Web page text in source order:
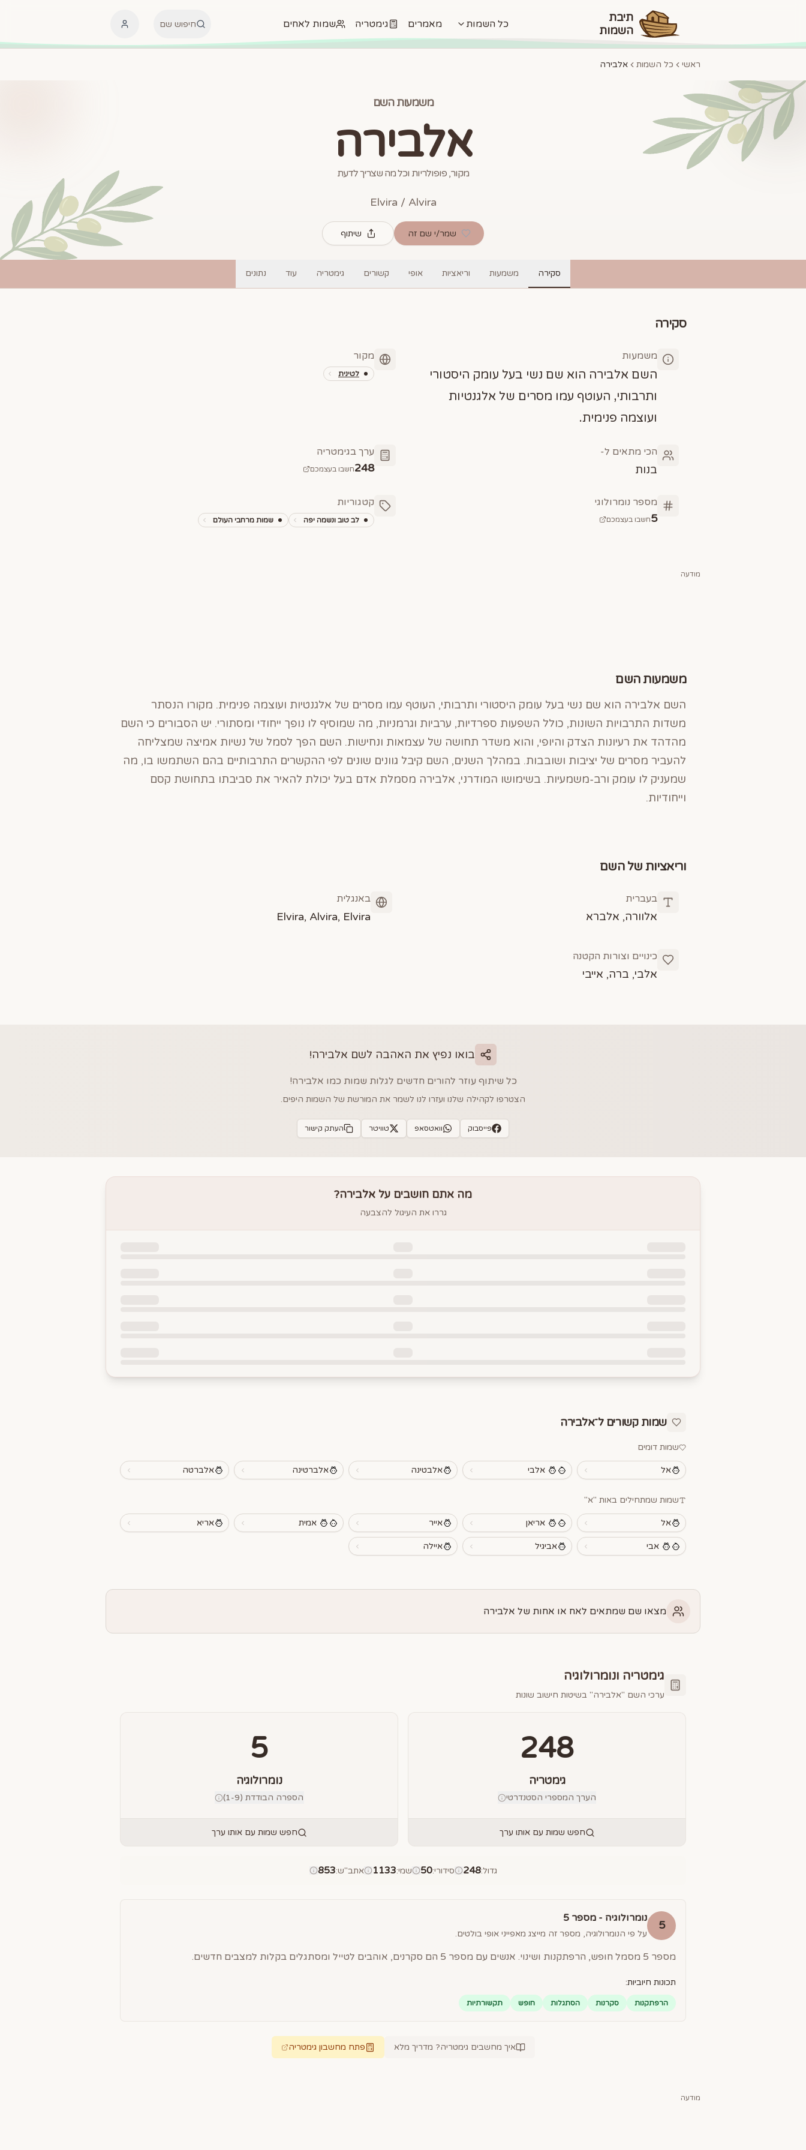
תיבת
השמות
כל השמות מאמרים גימטריה שמות לאחים חיפוש שם
ראשי כל השמות אלבירה
משמעות השם
אלבירה
מקור, פופולריות וכל מה שצריך לדעת
Elvira / Alvira
שמר/י שם זה שיתוף
סקירה משמעות וריאציות אופי קשורים גימטריה עוד נתונים
סקירה
משמעות
השם אלבירה הוא שם נשי בעל עומק היסטורי
ותרבותי, העוטף עמו מסרים של אלגנטיות
ועוצמה פנימית.
מקור
לטינית
הכי מתאים ל-
בנות
ערך בגימטריה
248חשבו בעצמכם
מספר נומרולוגי
5חשבו בעצמכם
קטגוריות
לב טוב ונשמה יפה שמות מרחבי העולם
מודעה
משמעות השם
השם אלבירה הוא שם נשי בעל עומק היסטורי ותרבותי, העוטף עמו מסרים של אלגנטיות ועוצמה פנימית. מקורו הנסתר
משדות התרבויות השונות, כולל השפעות ספרדיות, ערביות וגרמניות, מה שמוסיף לו נופך ייחודי ומסתורי. יש הסבורים כי השם
מהדהד את רעיונות הצדק והיופי, והוא משדר תחושה של עצמאות ונחישות. השם הפך לסמל של נשיות אמיצה שמצליחה
להעביר מסרים של יציבות ושובבות. במהלך השנים, השם קיבל גוונים שונים לפי ההקשרים התרבותיים בהם השתמשו בו, מה
שמעניק לו עומק ורב-משמעיות. בשימושו המודרני, אלבירה מסמלת אדם בעל יכולת להאיר את סביבתו בתחושת קסם
וייחודיות.
וריאציות של השם
בעברית
אלוורה, אלברא
באנגלית
Elvira, Alvira, Elvira
כינויים וצורות הקטנה
אלבי, ברה, אייבי
בואו נפיץ את האהבה לשם אלבירה!
כל שיתוף עוזר להורים חדשים לגלות שמות כמו אלבירה!
הצטרפו לקהילה שלנו ועזרו לנו לשמר את המורשת של השמות היפים.
פייסבוק וואטסאפ טוויטר העתק קישור
מה אתם חושבים על אלבירה?
גררו את העיגול להצבעה
שמות קשורים ל־אלבירה
שמות דומים
אל אלבי אלבטינה אלברטינה אלברטה
שמות שמתחילים באות "א"
אל אריאן אייר אמית אריא
אבי אביגיל איילה
מצאו שם שמתאים לאח או אחות של אלבירה
גימטריה ונומרולוגיה
ערכי השם "אלבירה" בשיטות חישוב שונות
248
גימטריה
הערך המספרי הסטנדרטי
חפש שמות עם אותו ערך
5
נומרולוגיה
הספרה הבודדת (1-9)
חפש שמות עם אותו ערך
גדול:
248 סידורי:
50 שמי:
1133 אתב"ש:
853
5
נומרולוגיה - מספר 5
על פי הנומרולוגיה, מספר זה מייצג מאפייני אופי בולטים.
מספר 5 מסמל חופש, הרפתקנות ושינוי. אנשים עם מספר 5 הם סקרנים, אוהבים לטייל ומסתגלים בקלות למצבים חדשים.
תכונות חיוביות:
הרפתקנות סקרנות הסתגלות חופש תקשורתיות
איך מחשבים גימטריה? מדריך מלא פתח מחשבון גימטריה
מודעה